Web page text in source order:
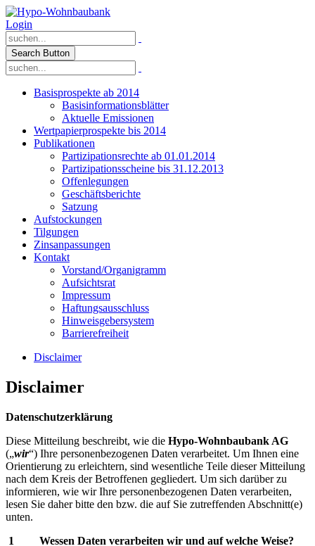
Login
Search Button
Basisprospekte ab 2014
Basisinformationsblätter
Aktuelle Emissionen
Wertpapierprospekte bis 2014
Publikationen
Partizipationsrechte ab 01.01.2014
Partizipationsscheine bis 31.12.2013
Offenlegungen
Geschäftsberichte
Satzung
Aufstockungen
Tilgungen
Zinsanpassungen
Kontakt
Vorstand/Organigramm
Aufsichtsrat
Impressum
Haftungsausschluss
Hinweisgebersystem
Barrierefreiheit
Disclaimer
Disclaimer
Datenschutzerklärung
Diese Mitteilung beschreibt, wie die Hypo-Wohnbaubank AG
(„wir“) Ihre personenbezogenen Daten verarbeitet. Um Ihnen eine
Orientierung zu erleichtern, sind wesentliche Teile dieser Mitteilung
nach dem Kreis der Betroffenen gegliedert. Um sich darüber zu
informieren, wie wir Ihre personenbezogenen Daten verarbeiten,
lesen Sie daher bitte den bzw. die auf Sie zutreffenden Abschnitt(e)
unten.
1 Wessen Daten verarbeiten wir und auf welche Weise?